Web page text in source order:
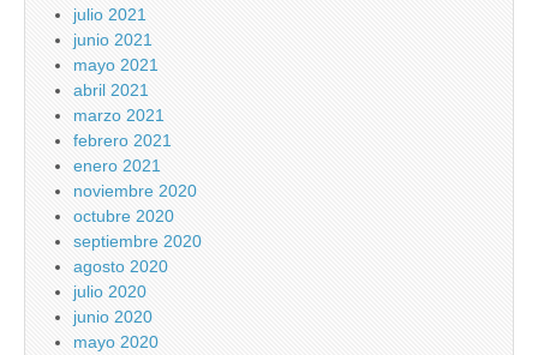
julio 2021
junio 2021
mayo 2021
abril 2021
marzo 2021
febrero 2021
enero 2021
noviembre 2020
octubre 2020
septiembre 2020
agosto 2020
julio 2020
junio 2020
mayo 2020